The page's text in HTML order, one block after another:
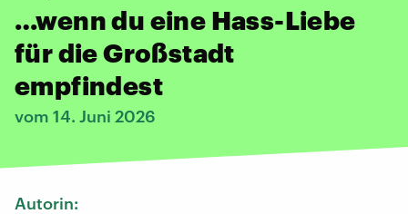
…wenn du eine Hass-Liebe
für die Großstadt
empfindest
vom 14. Juni 2026
Autorin: